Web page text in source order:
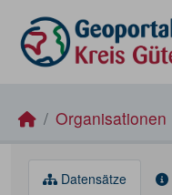
Organisationen
Datensätze